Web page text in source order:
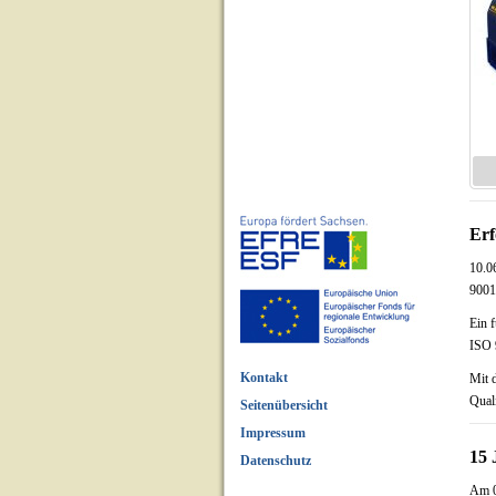
Ein
ISO
Mit
15
Am
Kontakt
Seitenübersicht
Impressum
Datenschutz